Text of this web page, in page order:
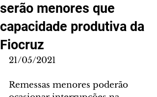
serão menores que
capacidade produtiva da
Fiocruz
21/05/2021
Remessas menores poderão